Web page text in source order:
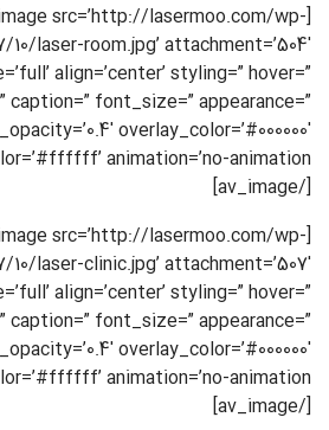
src=’http://lasermoo.com/wp-
laser-room.jpg’ attachment=’504′
align=’center’ styling=” hover=”
caption=” font_size=” appearance=”
overlay_color=’#000000′
[/av_image]
src=’http://lasermoo.com/wp-
laser-clinic.jpg’ attachment=’507′
align=’center’ styling=” hover=”
caption=” font_size=” appearance=”
overlay_color=’#000000′
[/av_image]